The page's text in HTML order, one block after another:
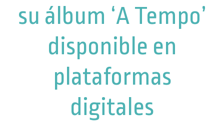
su álbum ‘A Tempo’
disponible en
plataformas
digitales